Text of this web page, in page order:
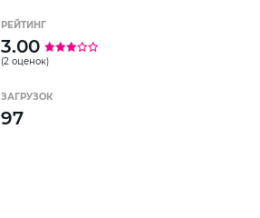
РЕЙТИНГ
3.00
(2 оценок)
ЗАГРУЗОК
97